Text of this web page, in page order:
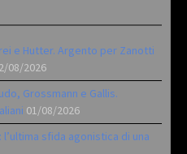
e Hutter. Argento per Zanotti
08/2026
Grossmann e Gallis.
01/08/2026
l’ultima sfida agonistica di una